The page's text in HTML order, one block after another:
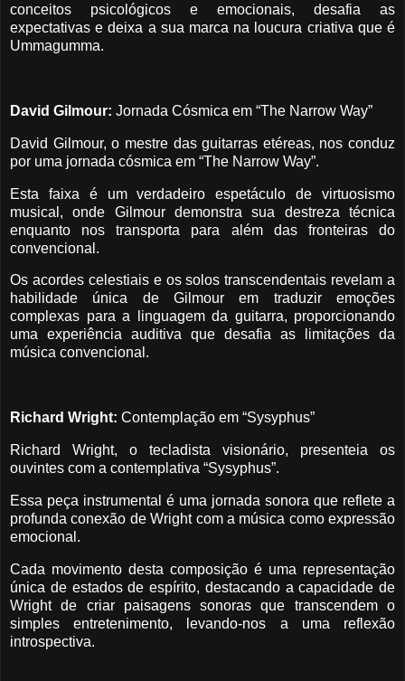
conceitos psicológicos e emocionais, desafia as
expectativas e deixa a sua marca na loucura criativa que é
Ummagumma.
David Gilmour: Jornada Cósmica em “The Narrow Way”
David Gilmour, o mestre das guitarras etéreas, nos conduz
por uma jornada cósmica em “The Narrow Way”.
Esta faixa é um verdadeiro espetáculo de virtuosismo
musical, onde Gilmour demonstra sua destreza técnica
enquanto nos transporta para além das fronteiras do
convencional.
Os acordes celestiais e os solos transcendentais revelam a
habilidade única de Gilmour em traduzir emoções
complexas para a linguagem da guitarra, proporcionando
uma experiência auditiva que desafia as limitações da
música convencional.
Richard Wright: Contemplação em “Sysyphus”
Richard Wright, o tecladista visionário, presenteia os
ouvintes com a contemplativa “Sysyphus”.
Essa peça instrumental é uma jornada sonora que reflete a
profunda conexão de Wright com a música como expressão
emocional.
Cada movimento desta composição é uma representação
única de estados de espírito, destacando a capacidade de
Wright de criar paisagens sonoras que transcendem o
simples entretenimento, levando-nos a uma reflexão
introspectiva.